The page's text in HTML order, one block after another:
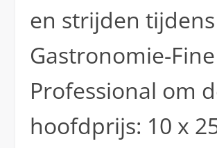
en strijden tijdens
Gastronomie-
Professional om
hoofdprijs: 10 x